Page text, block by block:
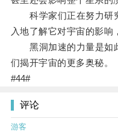
科学家们正在努力研
入地了解它对宇宙的影响
黑洞加速的力量是如
们揭开宇宙的更多奥秘。
#44#
评论
游客